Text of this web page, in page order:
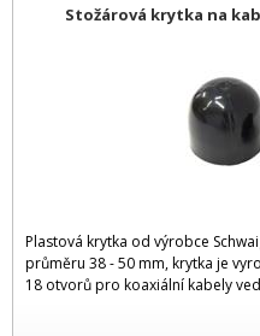
Stožárová krytka na
Plastová krytka od výrobce
průměru 38 - 50 mm, krytka je
18 otvorů pro koaxiální kabely